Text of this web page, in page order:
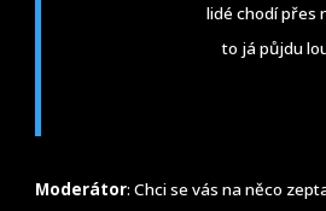
lidé chodí přes
to já půjdu
Moderátor: Chci se vás na něco